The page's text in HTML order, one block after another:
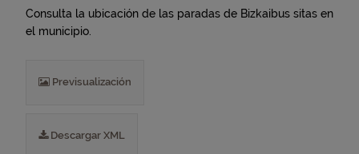
Consulta la ubicación de las paradas de Bizkaibus sitas en
el municipio.
Previsualización
Descargar XML